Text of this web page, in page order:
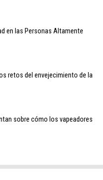
en las Personas Altamente
retos del envejecimiento de la
sobre cómo los vapeadores